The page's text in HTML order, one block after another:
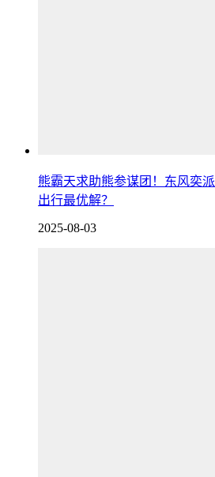
熊霸天求助熊参谋团！东风奕
出行最优解？
2025-08-03